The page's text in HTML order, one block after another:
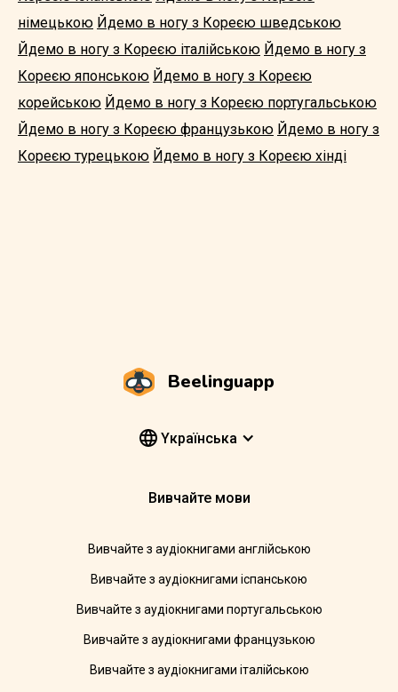
німецькою Йдемо в ногу з Кореєю шведською
Йдемо в ногу з Кореєю італійською Йдемо в ногу з
Кореєю японською Йдемо в ногу з Кореєю
корейською Йдемо в ногу з Кореєю португальською
Йдемо в ногу з Кореєю французькою Йдемо в ногу з
Кореєю турецькою Йдемо в ногу з Кореєю хінді
Beelinguapp
Yкраїнська
Вивчайте мови
Вивчайте з аудіокнигами англійською
Вивчайте з аудіокнигами іспанською
Вивчайте з аудіокнигами португальською
Вивчайте з аудіокнигами французькою
Вивчайте з аудіокнигами італійською